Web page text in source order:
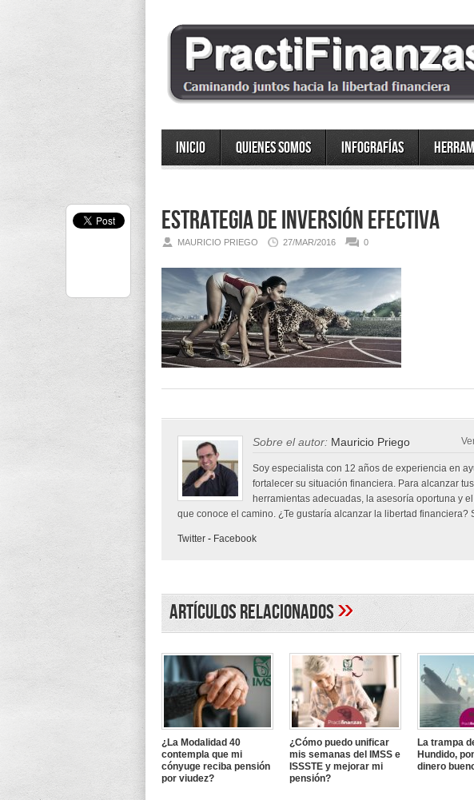
Inicio Quienes somos Infografías
Estrategia de inversión efectiva
MAURICIO PRIEGO 27/MAR/2016 0
Sobre el autor: Mauricio Priego
Soy especialista con 12 años de experiencia en
fortalecer su situación financiera. Para alcanzar
herramientas adecuadas, la asesoría oportuna y
que conoce el camino. ¿Te gustaría alcanzar la libertad financiera?
Twitter - Facebook
Artículos Relacionados»
¿La Modalidad 40
contempla que mi
cónyuge reciba pensión
por viudez?
¿Cómo puedo unificar
mis semanas del IMSS e
ISSSTE y mejorar mi
pensión?
La trampa
Hundido,
dinero